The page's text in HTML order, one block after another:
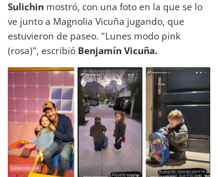
Sulichin mostró, con una foto en la que se lo
ve junto a Magnolia Vicuña jugando, que
estuvieron de paseo. "Lunes modo pink
(rosa)", escribió Benjamín Vicuña.